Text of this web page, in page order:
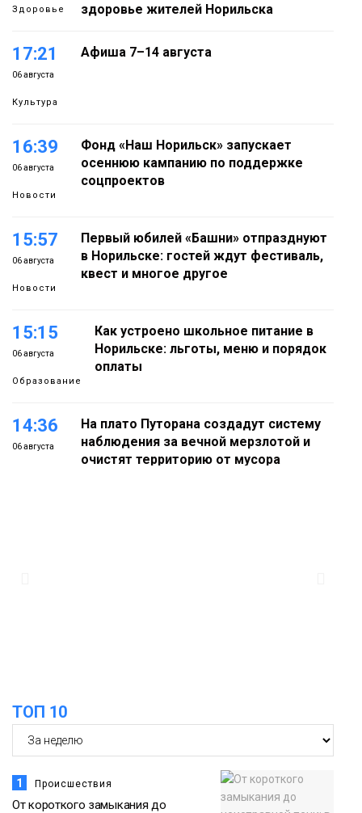
Здоровье
здоровье жителей Норильска
17:21
06 августа
Культура
Афиша 7–14 августа
16:39
06 августа
Новости
Фонд «Наш Норильск» запускает
осеннюю кампанию по поддержке
соцпроектов
15:57
06 августа
Новости
Первый юбилей «Башни» отпразднуют
в Норильске: гостей ждут фестиваль,
квест и многое другое
15:15
06 августа
Образование
Как устроено школьное питание в
Норильске: льготы, меню и порядок
оплаты
14:36
06 августа
На плато Путорана создадут систему
наблюдения за вечной мерзлотой и
очистят территорию от мусора
12:25
06 августа
Медиакомпании
списке городов, откуда приехали
норильчане
ТОП 10
1 Происшествия
От короткого замыкания до